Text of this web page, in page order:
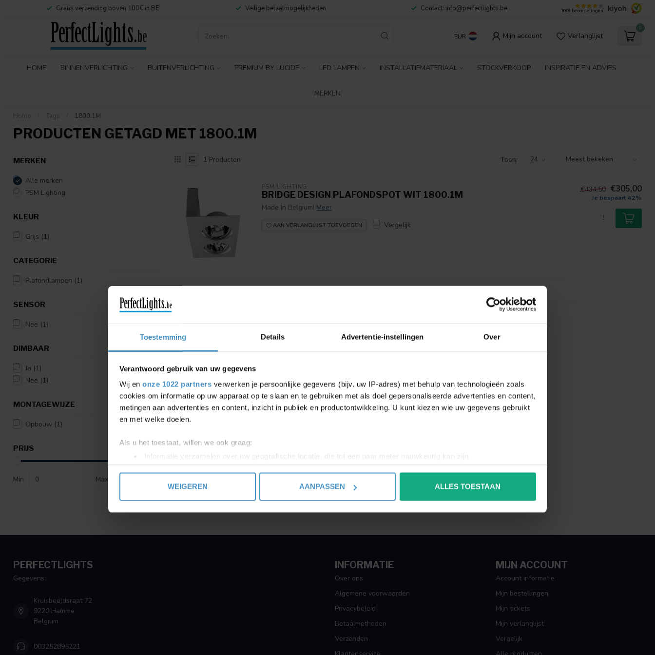
Toestemming Details Advertentie-instellingen Over
Verantwoord gebruik van uw gegevens
Wij en onze 1022 partners verwerken je persoonlijke gegevens (bijv. uw IP-adres) met behulp van technologieën zoals
cookies om informatie op uw apparaat op te slaan en te gebruiken met als doel gepersonaliseerde advertenties en content,
metingen aan advertenties en content, inzicht in publiek en productontwikkeling. U kunt kiezen wie uw gegevens gebruikt
en met welke doelen.
Als u het toestaat, willen we ook graag:
Informatie verzamelen over uw geografische locatie, die tot een paar meter nauwkeurig kan zijn
Uw apparaat identificeren door het actief te scannen op specifieke eigenschappen (fingerprinting)
toestemming op elk moment wijzigen of intrekken in de Cookieverklaring.
WEIGEREN AANPASSEN ALLES TOESTAAN
Gratis verzending boven 100€ in BE Veilige betaalmogelijkheden Contact: info@perfectlights.be 889 beoordelingen
EUR Mijn account Verlanglijst
0
HOME BINNENVERLICHTING BUITENVERLICHTING PREMIUM BY LUCIDE LED LAMPEN INSTALLATIEMATERIAAL STOCKVERKOOP INSPIRATIE EN ADVIES
MERKEN
Home Tags 1800.1M
PRODUCTEN GETAGD MET 1800.1M
MERKEN
Alle merken
PSM Lighting
KLEUR
Grijs (1)
CATEGORIE
Plafondlampen (1)
SENSOR
Nee (1)
DIMBAAR
Ja (1)
Nee (1)
MONTAGEWIJZE
Opbouw (1)
PRIJS
Min Max
1 Producten Toon:
PSM LIGHTING
BRIDGE DESIGN PLAFONDSPOT WIT 1800.1M
Made In Belgium! Meer
AAN VERLANGLIJST TOEVOEGEN Vergelijk
€434,50 €305,00
Je bespaart 42%
PERFECTLIGHTS
Gegevens:
Kruisbeeldsraat 72
9220 Hamme
Belgium
003252895221
INFORMATIE
Over ons
Algemene voorwaarden
Privacybeleid
Betaalmethoden
Verzenden
MIJN ACCOUNT
Account informatie
Mijn bestellingen
Mijn tickets
Mijn verlanglijst
Vergelijk